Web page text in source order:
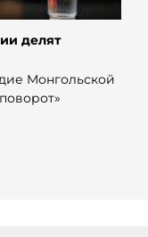
делят
Монгольской